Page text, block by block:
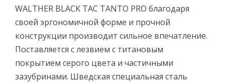
WALTHER BLACK TAC TANTO PRO благодаря
своей эргономичной форме и прочной
конструкции производит сильное впечатление.
Поставляется с лезвием с титановым
покрытием серого цвета и частичными
зазубринами. Шведская специальная сталь